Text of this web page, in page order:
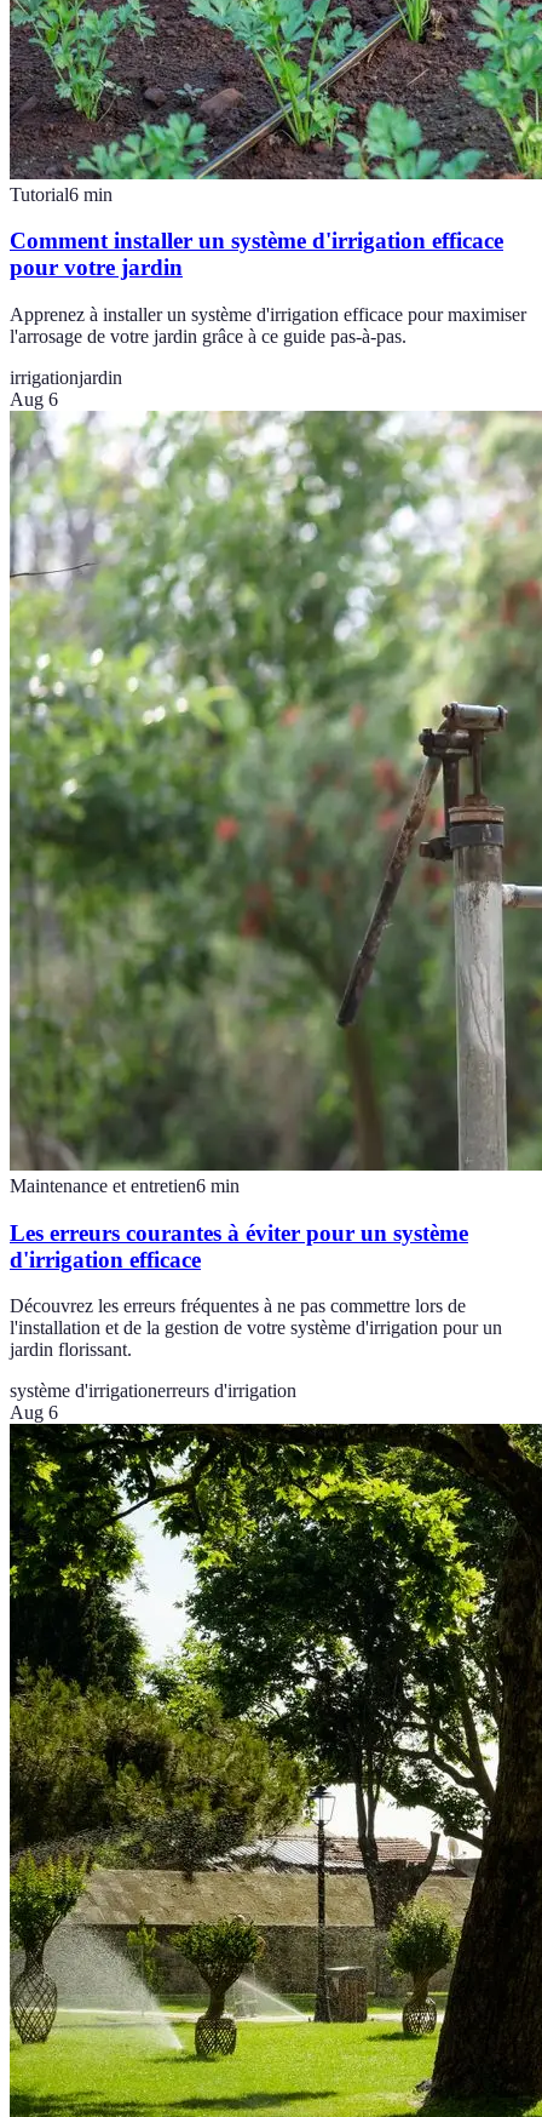
Tutorial6 min
Comment installer un système d'irrigation efficace
pour votre jardin
Apprenez à installer un système d'irrigation efficace pour maximiser
l'arrosage de votre jardin grâce à ce guide pas-à-pas.
irrigationjardin
Aug 6
Maintenance et entretien6 min
Les erreurs courantes à éviter pour un système
d'irrigation efficace
Découvrez les erreurs fréquentes à ne pas commettre lors de
l'installation et de la gestion de votre système d'irrigation pour un
jardin florissant.
système d'irrigationerreurs d'irrigation
Aug 6